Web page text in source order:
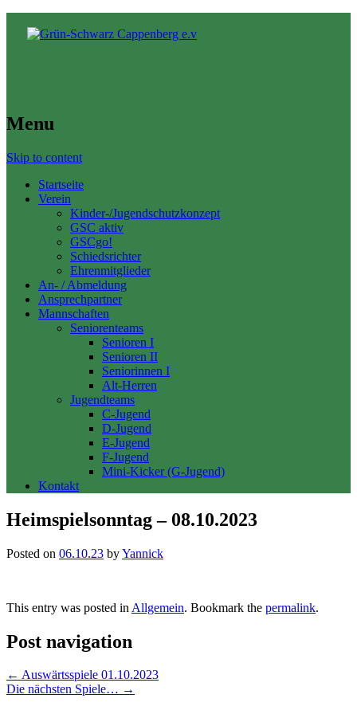
Menu
Skip to content
Startseite
Verein
Kinder-/Jugendschutzkonzept
GSC aktiv
GSCgo!
Schiedsrichter
Ehrenmitglieder
An- / Abmeldung
Ansprechpartner
Mannschaften
Seniorenteams
Senioren I
Senioren II
Seniorinnen I
Alt-Herren
Jugendteams
C-Jugend
D-Jugend
E-Jugend
F-Jugend
Mini-Kicker (G-Jugend)
Kontakt
Heimspielsonntag – 08.10.2023
Posted on 06.10.23 byYannick
This entry was posted in Allgemein. Bookmark the permalink.
Post navigation
← Auswärtsspiele 01.10.2023
Die nächsten Spiele… →